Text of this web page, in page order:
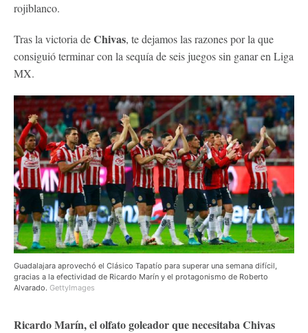
rojiblanco.
Tras la victoria deChivas, te dejamos las razones por la que
consiguió terminar con la sequía de seis juegos sin ganar en Liga
MX.
Guadalajara aprovechó el Clásico Tapatío para superar una semana difícil,
gracias a la efectividad de Ricardo Marín y el protagonismo de Roberto
Alvarado. GettyImages
Ricardo Marín, el olfato goleador que necesitaba Chivas